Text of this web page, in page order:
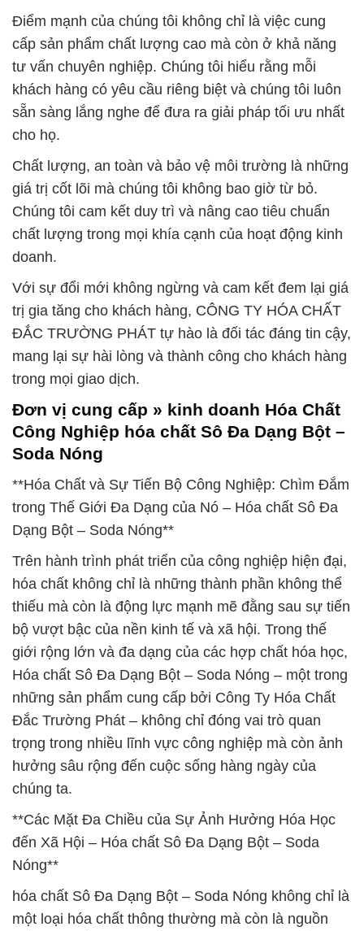
Điểm mạnh của chúng tôi không chỉ là việc cung
cấp sản phẩm chất lượng cao mà còn ở khả năng
tư vấn chuyên nghiệp. Chúng tôi hiểu rằng mỗi
khách hàng có yêu cầu riêng biệt và chúng tôi luôn
sẵn sàng lắng nghe để đưa ra giải pháp tối ưu nhất
cho họ.
Chất lượng, an toàn và bảo vệ môi trường là những
giá trị cốt lõi mà chúng tôi không bao giờ từ bỏ.
Chúng tôi cam kết duy trì và nâng cao tiêu chuẩn
chất lượng trong mọi khía cạnh của hoạt động kinh
doanh.
Với sự đổi mới không ngừng và cam kết đem lại giá
trị gia tăng cho khách hàng, CÔNG TY HÓA CHẤT
ĐẮC TRƯỜNG PHÁT tự hào là đối tác đáng tin cậy,
mang lại sự hài lòng và thành công cho khách hàng
trong mọi giao dịch.
Đơn vị cung cấp » kinh doanh Hóa Chất
Công Nghiệp hóa chất Sô Đa Dạng Bột –
Soda Nóng
**Hóa Chất và Sự Tiến Bộ Công Nghiệp: Chìm Đắm
trong Thế Giới Đa Dạng của Nó – Hóa chất Sô Đa
Dạng Bột – Soda Nóng**
Trên hành trình phát triển của công nghiệp hiện đại,
hóa chất không chỉ là những thành phần không thể
thiếu mà còn là động lực mạnh mẽ đằng sau sự tiến
bộ vượt bậc của nền kinh tế và xã hội. Trong thế
giới rộng lớn và đa dạng của các hợp chất hóa học,
Hóa chất Sô Đa Dạng Bột – Soda Nóng – một trong
những sản phẩm cung cấp bởi Công Ty Hóa Chất
Đắc Trường Phát – không chỉ đóng vai trò quan
trọng trong nhiều lĩnh vực công nghiệp mà còn ảnh
hưởng sâu rộng đến cuộc sống hàng ngày của
chúng ta.
**Các Mặt Đa Chiều của Sự Ảnh Hưởng Hóa Học
đến Xã Hội – Hóa chất Sô Đa Dạng Bột – Soda
Nóng**
hóa chất Sô Đa Dạng Bột – Soda Nóng không chỉ là
một loại hóa chất thông thường mà còn là nguồn